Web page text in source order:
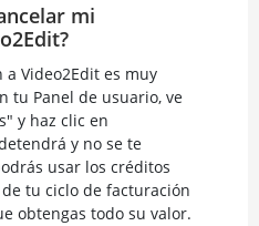
mi
Video2Edit es muy
tu Panel de usuario, ve
y haz clic en
y no se te
usar los créditos
tu ciclo de facturación
obtengas todo su valor.